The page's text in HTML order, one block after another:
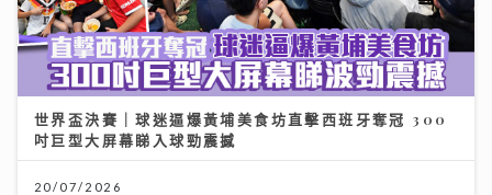
世界盃決賽｜球迷逼爆黃埔美食坊直擊西班牙奪冠 300
吋巨型大屏幕睇入球勁震撼
20/07/2026